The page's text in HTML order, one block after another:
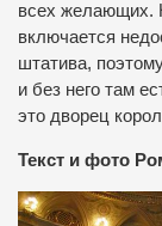
всех желающих.
включается
штатива,
и без него там
это дворец
Текст и фото